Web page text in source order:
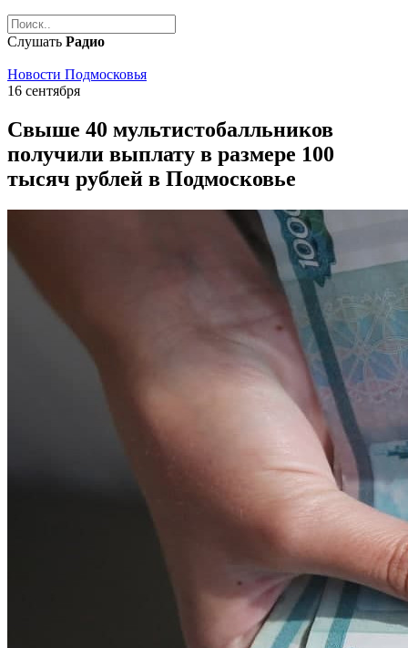
Слушать Радио
Новости Подмосковья
16 сентября
Свыше 40 мультистобалльников
получили выплату в размере 100
тысяч рублей в Подмосковье